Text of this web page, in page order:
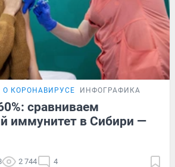
О КОРОНАВИРУСЕ ИНФОГРАФИКА
сравниваем
иммунитет в Сибири —
2 744 4